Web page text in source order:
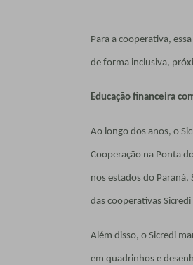
Para a cooperativa,
de forma inclusiva,
Educação financeira
Ao longo dos anos, o
Cooperação na Ponta
nos estados do
das cooperativas
Além disso, o Sicredi
em quadrinhos e